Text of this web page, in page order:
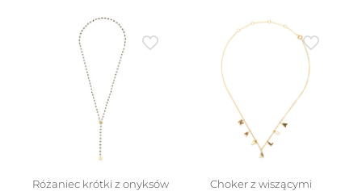
produkt
wiele
wariantów.
Opcje
można
wybrać
na
stronie
produktu
Różaniec krótki z onyksów
Choker z wiszącymi